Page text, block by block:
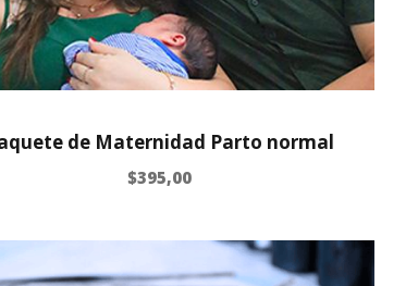
de Maternidad Parto normal
$395,00